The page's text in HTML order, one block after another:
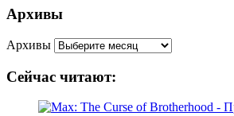
Архивы
Архивы
Сейчас читают: